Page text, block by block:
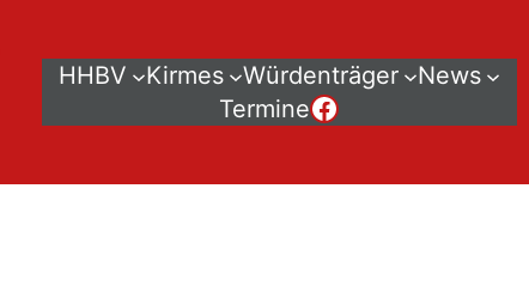
HHBV Kirmes Würdenträger
News
TermineDer HHBV bei Facebook